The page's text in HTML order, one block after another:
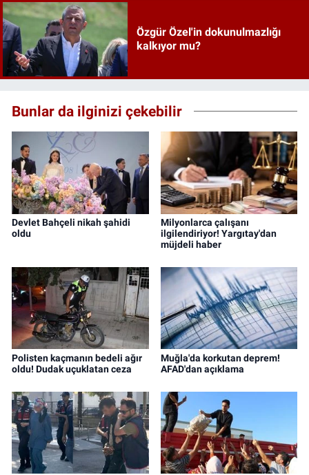
Özgür Özel'in dokunulmazlığı
kalkıyor mu?
Bunlar da ilginizi çekebilir
Devlet Bahçeli nikah şahidi
oldu
Milyonlarca çalışanı
ilgilendiriyor! Yargıtay'dan
müjdeli haber
Polisten kaçmanın bedeli ağır
oldu! Dudak uçuklatan ceza
Muğla'da korkutan deprem!
AFAD'dan açıklama